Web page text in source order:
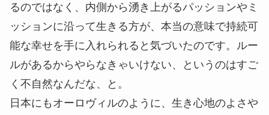
るのではなく、内側から湧き上がるパッションやミ
ッションに沿って生きる方が、本当の意味で持続可
能な幸せを手に入れられると気づいたのです。ルー
ルがあるからやらなきゃいけない、というのはすご
く不自然なんだな、と。
日本にもオーロヴィルのように、生き心地のよさや